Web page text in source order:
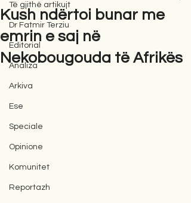
Të gjithë artikujt
Dr Fatmir Terziu
Editorial
Analiza
Arkiva
Ese
Speciale
Opinione
Komunitet
Reportazh
Kush ndërtoi bunar me
emrin e saj në
Nekobougouda të Afrikës